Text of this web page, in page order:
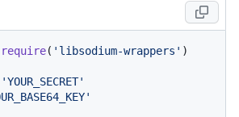
require( 'libsodium-wrappers' )
'YOUR_SECRET'